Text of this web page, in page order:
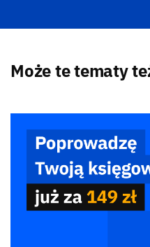
Może te tematy